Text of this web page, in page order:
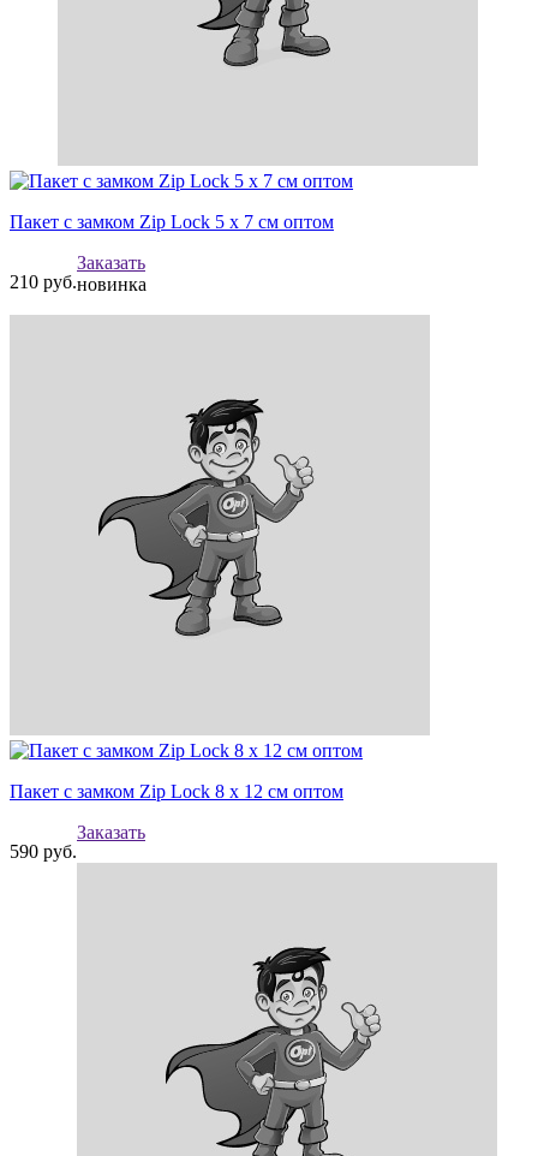
Пакет с замком Zip Lock 5 х 7 см оптом
210 руб.
Заказать
новинка
Пакет с замком Zip Lock 8 х 12 см оптом
590 руб.
Заказать